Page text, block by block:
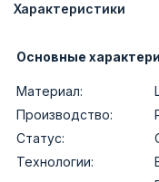
Характеристики
Основные
Материал:
Производство:
Статус:
Технологии: